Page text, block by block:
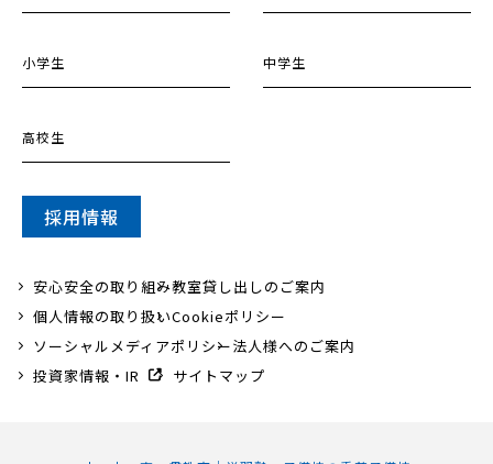
小学生 中学生
高校生
採用情報
安心安全の取り組み教室貸し出しのご案内
個人情報の取り扱いCookieポリシー
ソーシャルメディアポリシー法人様へのご案内
投資家情報・IR
サイトマップ